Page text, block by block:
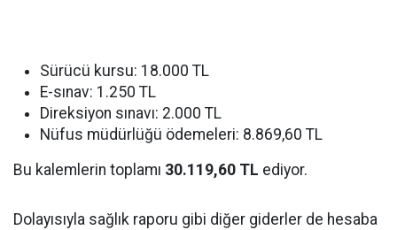
Sürücü kursu: 18.000 TL
E-sınav: 1.250 TL
Direksiyon sınavı: 2.000 TL
Nüfus müdürlüğü ödemeleri: 8.869,60 TL
Bu kalemlerin toplamı 30.119,60 TL ediyor.
Dolayısıyla sağlık raporu gibi diğer giderler de hesaba